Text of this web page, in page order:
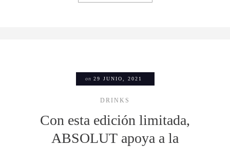
on 29 JUNIO, 2021
DRINKS
Con esta edición limitada,
ABSOLUT apoya a la